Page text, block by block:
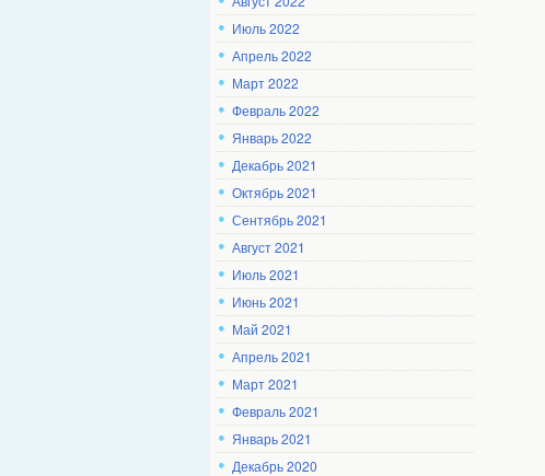
Июль 2022
Апрель 2022
Март 2022
Февраль 2022
Январь 2022
Декабрь 2021
Октябрь 2021
Сентябрь 2021
Август 2021
Июль 2021
Июнь 2021
Май 2021
Апрель 2021
Март 2021
Февраль 2021
Январь 2021
Декабрь 2020